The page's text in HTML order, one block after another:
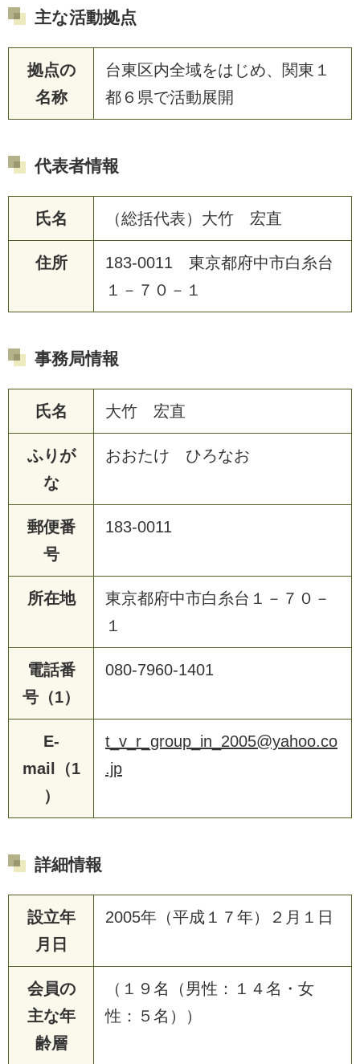
主な活動拠点
拠点の
名称
台東区内全域をはじめ、関東１
都６県で活動展開
代表者情報
氏名 （総括代表）大竹 宏直
住所
183-0011 東京都府中市白糸台
１－７０－１
事務局情報
氏名 大竹 宏直
ふりが
な
おおたけ ひろなお
郵便番
号
183-0011
所在地
東京都府中市白糸台１－７０－
１
電話番
号（1）
080-7960-1401
E-
mail（1
）
t_v_r_group_in_2005@yahoo.co
.jp
詳細情報
設立年
月日
2005年（平成１７年）２月１日
会員の
主な年
齢層
（１９名（男性：１４名・女
性：５名））